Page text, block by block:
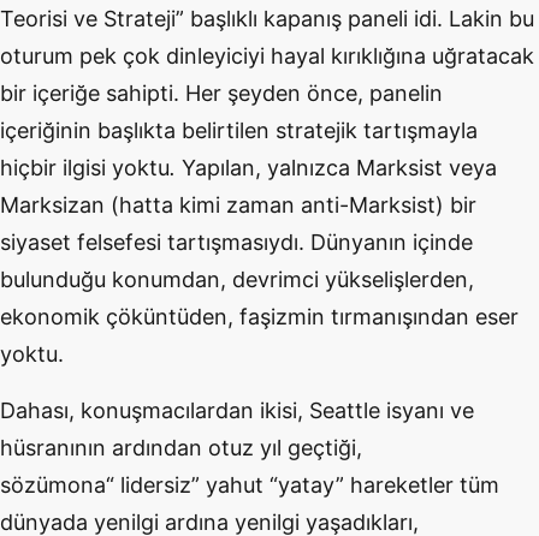
Teorisi ve Strateji” başlıklı kapanış paneli idi. Lakin bu
oturum pek çok dinleyiciyi hayal kırıklığına uğratacak
bir içeriğe sahipti. Her şeyden önce, panelin
içeriğinin başlıkta belirtilen stratejik tartışmayla
hiçbir ilgisi yoktu. Yapılan, yalnızca Marksist veya
Marksizan (hatta kimi zaman anti-Marksist) bir
siyaset felsefesi tartışmasıydı. Dünyanın içinde
bulunduğu konumdan, devrimci yükselişlerden,
ekonomik çöküntüden, faşizmin tırmanışından eser
yoktu.
Dahası, konuşmacılardan ikisi, Seattle isyanı ve
hüsranının ardından otuz yıl geçtiği,
sözümona“ lidersiz” yahut “yatay” hareketler tüm
dünyada yenilgi ardına yenilgi yaşadıkları,